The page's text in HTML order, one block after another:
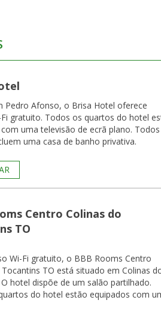
Pedro Afonso, o Brisa Hotel oferece
os quartos do hotel estão
uma televisão de ecrã plano.
uma casa de banho privativa.
Centro Colinas do
TO
Wi-Fi gratuito, o BBB Rooms Centro
TO está situado em Colinas
hotel dispõe de um salão partilhado.
do hotel estão equipados com